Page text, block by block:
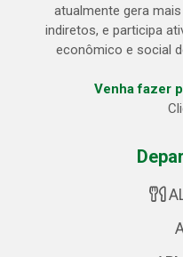
atualmente gera
indiretos, e participa
econômico e social
Venha fazer